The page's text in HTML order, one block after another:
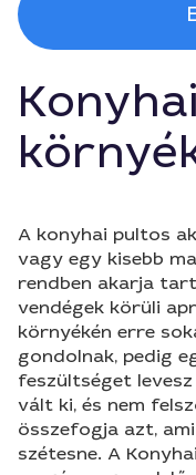
A konyhai pultos
vagy egy kisebb
rendben akarja
vendégek körüli
környékén erre
gondolnak, pedig
feszültséget
vált ki, és nem
összefogja azt,
szétesne. A